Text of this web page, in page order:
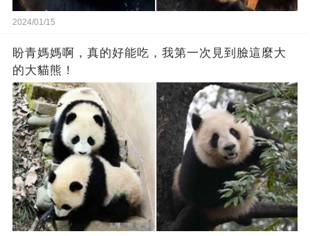
2024/01/15
盼青媽媽啊，真的好能吃，我第一次見到臉這麼大
的大貓熊！